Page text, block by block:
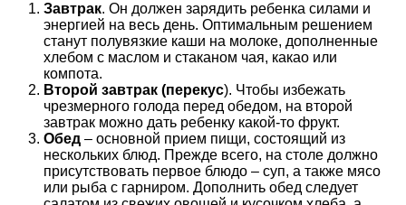
Завтрак. Он должен зарядить ребенка силами и
энергией на весь день. Оптимальным решением
станут полувязкие каши на молоке, дополненные
хлебом с маслом и стаканом чая, какао или
компота.
Второй завтрак (перекус). Чтобы избежать
чрезмерного голода перед обедом, на второй
завтрак можно дать ребенку какой-то фрукт.
Обед – основной прием пищи, состоящий из
нескольких блюд. Прежде всего, на столе должно
присутствовать первое блюдо – суп, а также мясо
или рыба с гарниром. Дополнить обед следует